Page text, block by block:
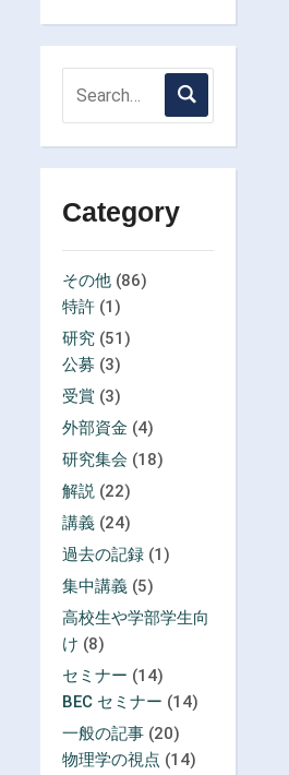
Category
その他 (86)
特許 (1)
研究 (51)
公募 (3)
受賞 (3)
外部資金 (4)
研究集会 (18)
解説 (22)
講義 (24)
過去の記録 (1)
集中講義 (5)
高校生や学部学生向
け (8)
セミナー (14)
BEC セミナー (14)
一般の記事 (20)
物理学の視点 (14)